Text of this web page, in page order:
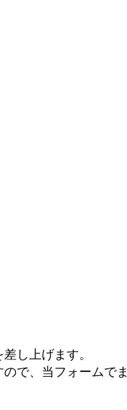
し上げます。
で、当フォームでま